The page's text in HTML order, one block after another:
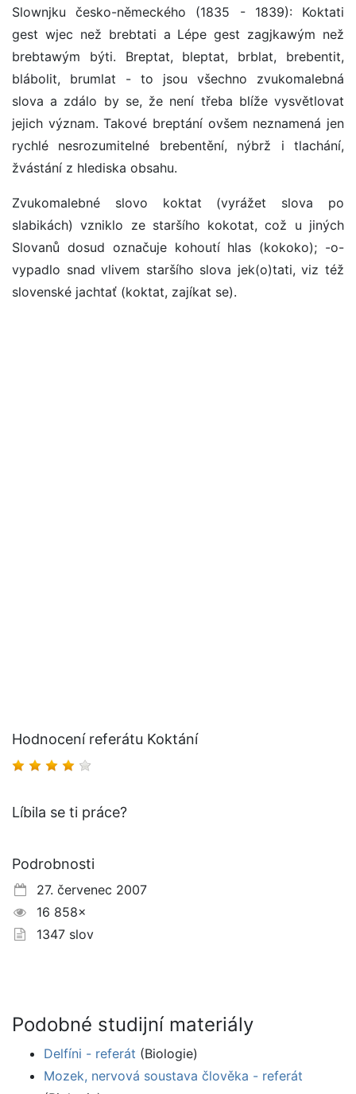
Slownjku česko-německého (1835 - 1839): Koktati
gest wjec než brebtati a Lépe gest zagjkawým než
brebtawým býti. Breptat, bleptat, brblat, brebentit,
blábolit, brumlat - to jsou všechno zvukomalebná
slova a zdálo by se, že není třeba blíže vysvětlovat
jejich význam. Takové breptání ovšem neznamená jen
rychlé nesrozumitelné brebentění, nýbrž i tlachání,
žvástání z hlediska obsahu.
Zvukomalebné slovo koktat (vyrážet slova po
slabikách) vzniklo ze staršího kokotat, což u jiných
Slovanů dosud označuje kohoutí hlas (kokoko); -o-
vypadlo snad vlivem staršího slova jek(o)tati, viz též
slovenské jachtať (koktat, zajíkat se).
Hodnocení referátu Koktání
Líbila se ti práce?
Podrobnosti
27. červenec 2007
16 858×
1347 slov
Podobné studijní materiály
Delfíni - referát (Biologie)
Mozek, nervová soustava člověka - referát